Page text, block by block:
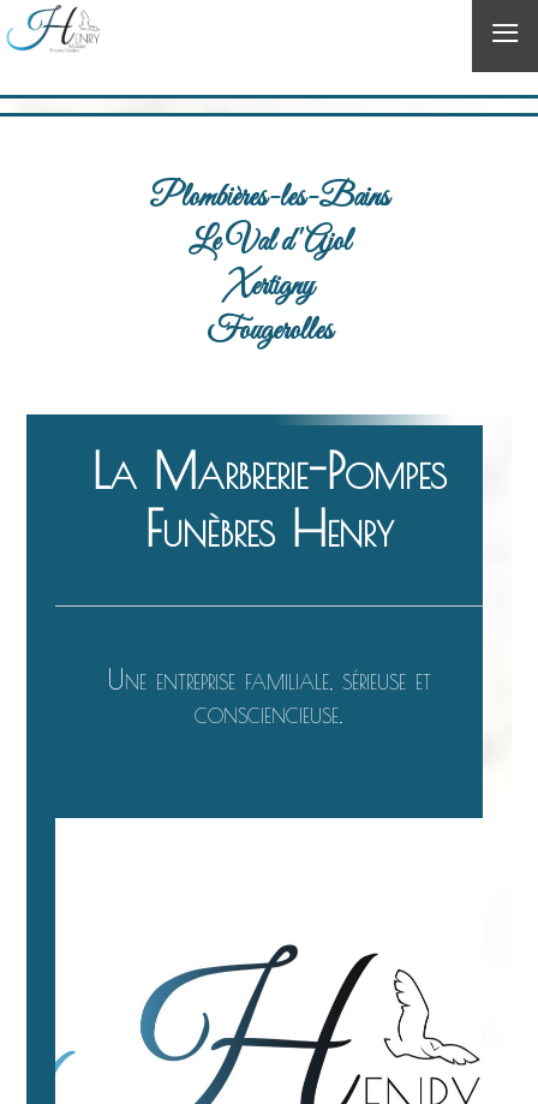
≡
Plombières-les-Bains
Le Val d'Ajol
Xertigny
Fougerolles
La Marbrerie-Pompes
Funèbres Henry
Une entreprise familiale, sérieuse et
consciencieuse.